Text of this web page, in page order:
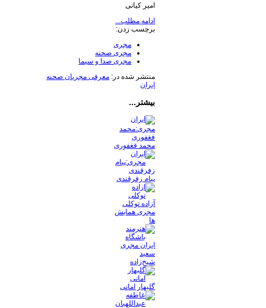
امیر کیانی
ادامه مطلب...
برچسب زدن:
مجری
مجری صحنه
مجری صدا و سیما
منتشر شده در: معرفی مجریان صحنه
ایران
بیشتر...
محمد فغفوری
پیام زفرقندی
آزاده توکلی
مجری همایش
ها
سعید
شیخ‌زاده
گلبهار امانی